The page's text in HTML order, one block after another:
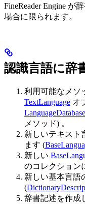
FineReader Engine が
場合に限られます。
認識言語に辞
利用可能なメソ
TextLanguage オ
LanguageDatabase
メソッド) 。
新しいテキスト
ます (
新しい
のコレクション
新しい基本言語
(
辞書記述を作成